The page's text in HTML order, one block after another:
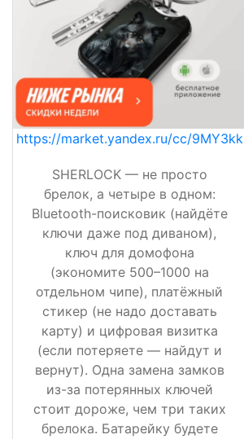
https://market.yandex.ru/cc/9MY3kk
SHERLOCK — не просто
брелок, а четыре в одном:
Bluetooth-поисковик (найдёте
ключи даже под диваном),
ключ для домофона
(экономите 500–1000 на
отдельном чипе), платёжный
стикер (не надо доставать
карту) и цифровая визитка
(если потеряете — найдут и
вернут). Одна замена замков
из-за потерянных ключей
стоит дороже, чем три таких
брелока. Батарейку будете